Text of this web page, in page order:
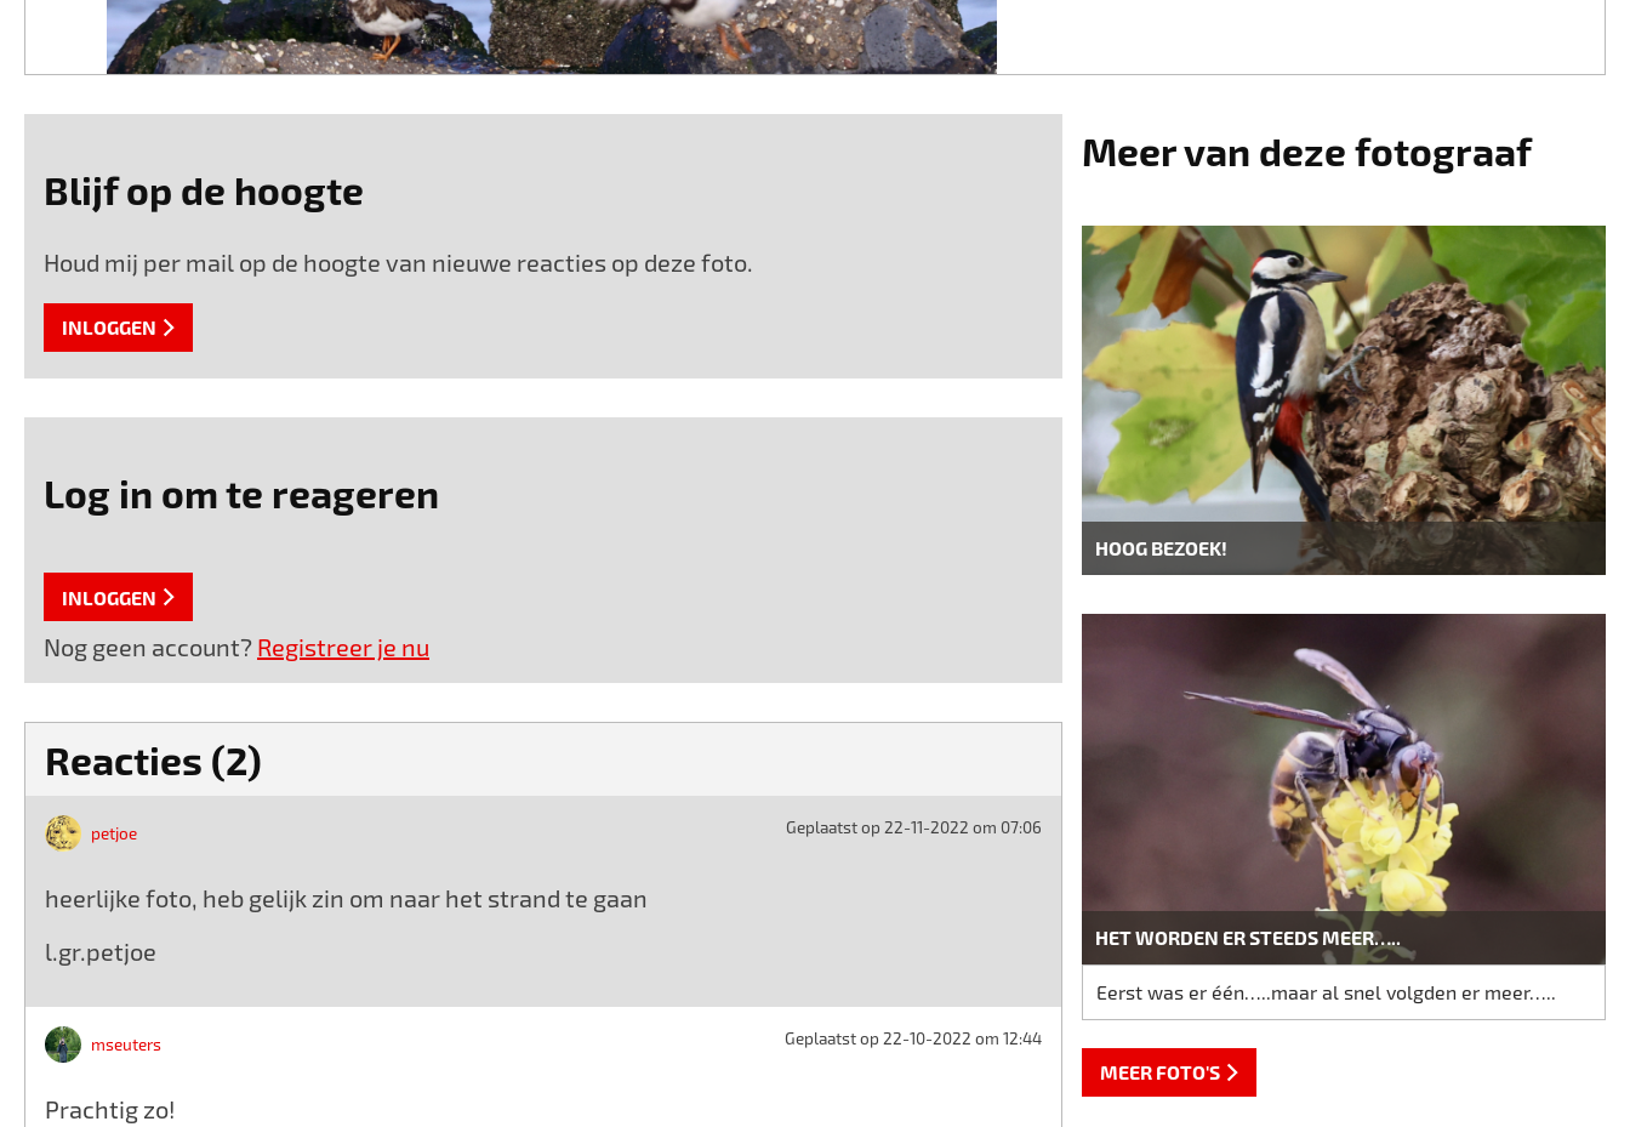
Blijf op de hoogte
Houd mij per mail op de hoogte van nieuwe reacties op deze foto.
INLOGGEN
Log in om te reageren
INLOGGEN
Nog geen account? Registreer je nu
Reacties (2)
petjoe Geplaatst op 22-11-2022 om 07:06
heerlijke foto, heb gelijk zin om naar het strand te gaan
l.gr.petjoe
mseuters Geplaatst op 22-10-2022 om 12:44
Prachtig zo!
Meer van deze fotograaf
HOOG BEZOEK!
HET WORDEN ER STEEDS MEER…..
Eerst was er één…..maar al snel volgden er meer…..
MEER FOTO'S